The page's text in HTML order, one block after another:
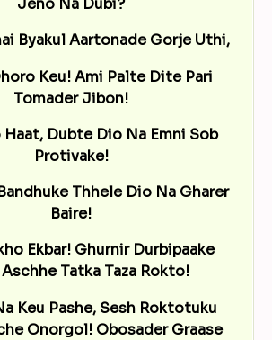
Jeno Na Dubi?
Byakul Aartonade Gorje Uthi,
Keu! Ami Palte Dite Pari
Tomader Jibon!
Haat, Dubte Dio Na Emni Sob
Protivake!
Thhele Dio Na Gharer
Baire!
Ekbar! Ghurnir Durbipaake
Tatka Taza Rokto!
Keu Pashe, Sesh Roktotuku
Onorgol! Obosader Graase